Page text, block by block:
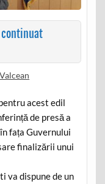
continuat
acest edil
de presă a
fața Guvernului
finalizării unui
va dispune de un